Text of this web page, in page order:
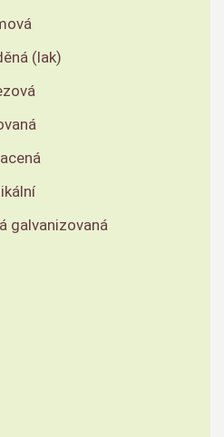
(lak)
galvanizovaná